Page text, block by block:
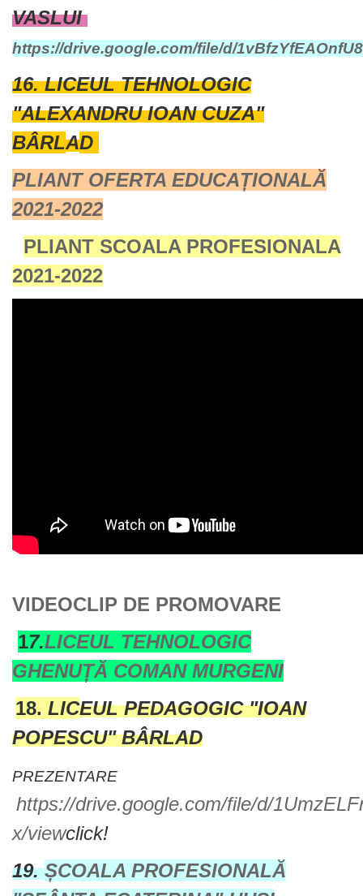
VASLUI
https://drive.google.com/file/d/
16.LICEUL TEHNOLOGIC
"ALEXANDRU IOAN CUZA"
BÂRLAD
PLIANT OFERTA EDUCAȚIONALĂ
2021-2022
PLIANT SCOALA PROFESIONALA
2021-2022
VIDEOCLIP DE PROMOVARE
17.LICEUL TEHNOLOGIC
GHENUȚĂ COMAN MURGENI
18. LICEUL PEDAGOGIC "IOAN
POPESCU" BÂRLAD
PREZENTARE
https://drive.google.com/file/d/
x/viewclick!
19.ȘCOALA PROFESIONALĂ